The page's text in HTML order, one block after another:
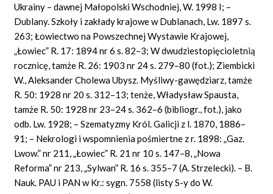
Ukrainy – dawnej Małopolski Wschodniej, W. 1998 I; –
Dublany. Szkoły i zakłady krajowe w Dublanach, Lw. 1897 s.
263; Łowiectwo na Powszechnej Wystawie Krajowej,
„Łowiec” R. 17: 1894 nr 6 s. 82–3; W dwudziestopięcioletnią
rocznicę, tamże R. 26: 1903 nr 24 s. 279–80 (fot.); Ziembicki
W., Aleksander Cholewa Ubysz. Myśliwy-gawędziarz, tamże
R. 50: 1928 nr 20 s. 312–13; tenże, Władysław Spausta,
tamże R. 50: 1928 nr 23–24 s. 362–6 (bibliogr., fot.), jako
odb. Lw. 1928; – Szematyzmy Król. Galicji z l. 1870, 1886–
91; – Nekrologi i wspomnienia pośmiertne z r. 1898: „Gaz.
Lwow.” nr 211, „Łowiec” R. 21 nr 10 s. 147–8, „Nowa
Reforma” nr 213, „Sylwan” R. 16 s. 355–7 (A. Strzelecki). – B.
Nauk. PAU i PAN w Kr.: sygn. 7558 (listy S-y do W.